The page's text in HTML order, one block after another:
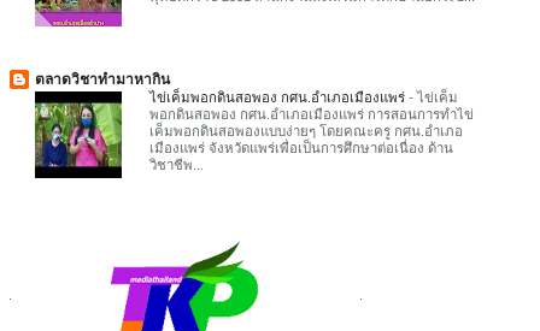
ตลาดวิชาทำมาหากิน
ไข่เค็มพอกดินสอพอง กศน.อำเภอเมืองแพร่ -ไข่เค็ม
พอกดินสอพอง กศน.อำเภอเมืองแพร่ การสอนการทำไข่
เค็มพอกดินสอพองแบบง่ายๆ โดยคณะครู กศน.อำเภอ
เมืองแพร่ จังหวัดแพร่เพื่อเป็นการศึกษาต่อเนื่อง ด้าน
วิชาชีพ...